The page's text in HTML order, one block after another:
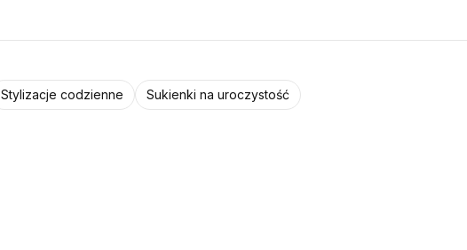
Stylizacje codzienne Sukienki na uroczystość